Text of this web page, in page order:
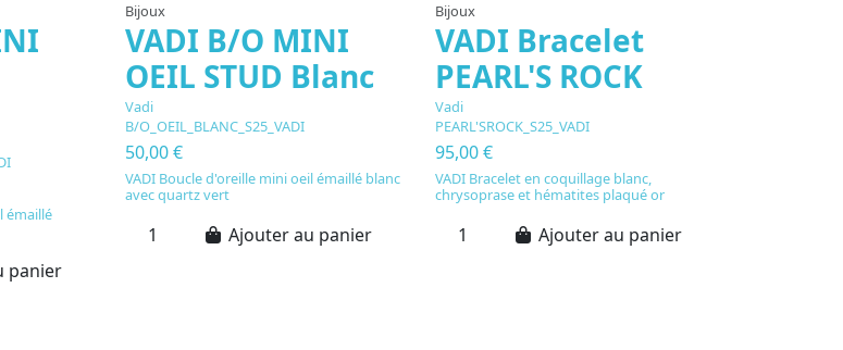
émaillé
panier
Bijoux
VADI B/O MINI
OEIL STUD Blanc
Vadi
B/O_OEIL_BLANC_S25_VADI
50,00 €
VADI Boucle d'oreille mini oeil émaillé blanc
avec quartz vert
Ajouter au panier
Bijoux
VADI Bracelet
PEARL'S ROCK
Vadi
PEARL'SROCK_S25_VADI
95,00 €
VADI Bracelet en coquillage blanc,
chrysoprase et hématites plaqué or
Ajouter au panier